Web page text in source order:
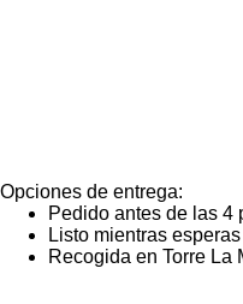
Opciones de entrega:
Pedido antes de las 4
Listo mientras
Recogida en Torre La